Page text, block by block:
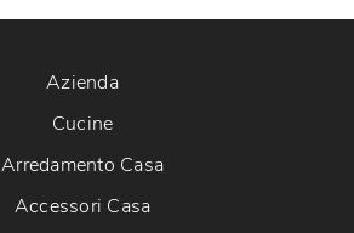
Azienda
Cucine
Arredamento Casa
Accessori Casa